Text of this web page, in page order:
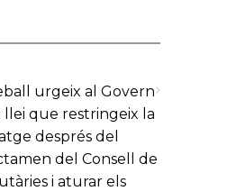
urgeix al Govern
llei que restringeix la
després del
del Consell de
i aturar els